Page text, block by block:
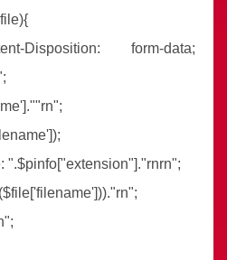
Disposition: form-data;
".$pinfo["extension"]."rnrn";